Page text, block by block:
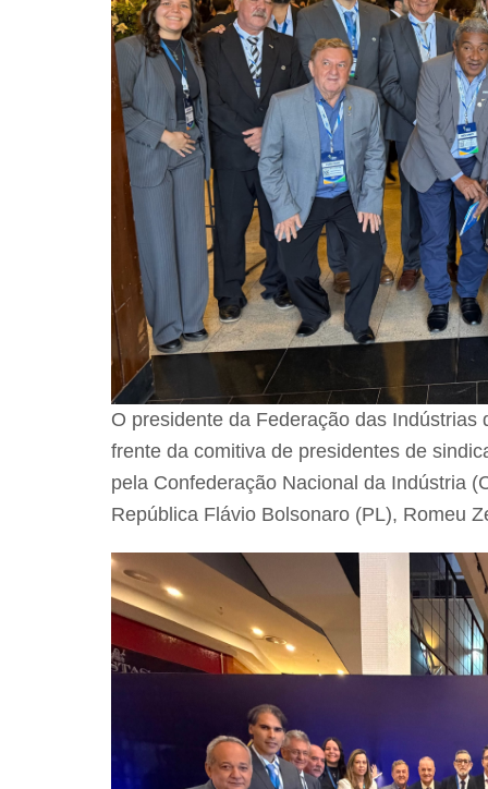
O presidente da Federação das
frente da comitiva de presidentes de
pela Confederação Nacional da Indústria
República Flávio Bolsonaro (PL), Romeu